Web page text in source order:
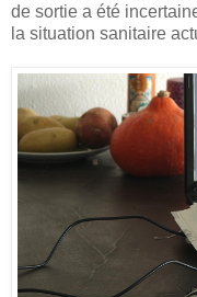
de sortie a été
la situation sanitaire